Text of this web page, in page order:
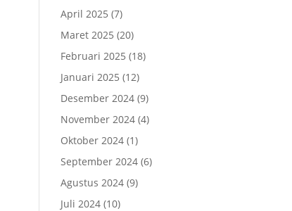
April 2025 (7)
Maret 2025 (20)
Februari 2025 (18)
Januari 2025 (12)
Desember 2024 (9)
November 2024 (4)
Oktober 2024 (1)
September 2024 (6)
Agustus 2024 (9)
Juli 2024 (10)